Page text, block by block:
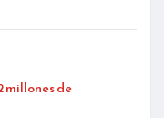
millones de